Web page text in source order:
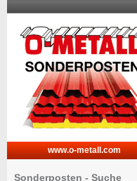
www.o-metall.com
Sonderposten - Suche